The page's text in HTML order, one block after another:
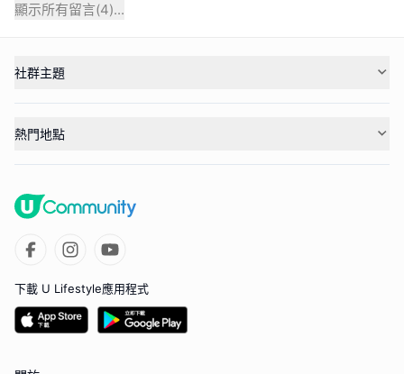
顯示所有留言(4)...
社群主題
熱門地點
下載 U Lifestyle應用程式